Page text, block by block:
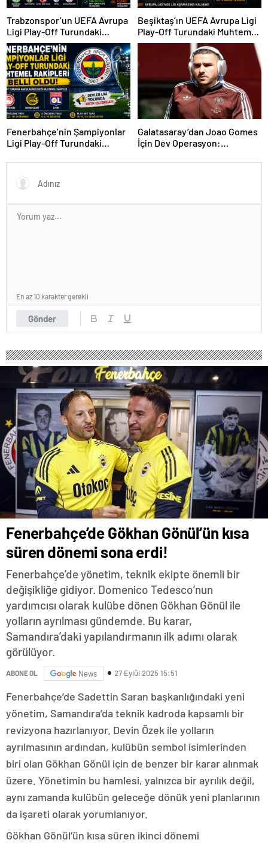
Trabzonspor’un UEFA Avrupa
Ligi Play-Off Turundaki
Muhtemel Rakipleri Belli
Oldu!
Beşiktaş’ın UEFA Avrupa Ligi
Play-Off Turundaki Muhtemel
Rakipleri Belli Oldu! Avrupa
Yolunda Kritik Eşleşmeler
Fenerbahçe’nin Şampiyonlar
Ligi Play-Off Turundaki
Oldu!
Galatasaray’dan Joao Gomes
İçin Dev Operasyon:
Gündemde
Gönder
En az 10 karakter gerekli
Fenerbahçe’de Gökhan Gönül’ün kısa
süren dönemi sona erdi!
Fenerbahçe’de yönetim, teknik ekipte önemli bir
değişikliğe gidiyor. Domenico Tedesco’nun
yardımcısı olarak kulübe dönen Gökhan Gönül ile
yolların ayrılması gündemde. Bu karar,
Samandıra’daki yapılandırmanın ilk adımı olarak
görülüyor.
ABONE OL News 27 Eylül 2025 15:51
Fenerbahçe’de Sadettin Saran başkanlığındaki yeni
yönetim, Samandıra’da teknik kadroda kapsamlı bir
revizyona hazırlanıyor. Devin Özek ile yolların
ayrılmasının ardından, kulübün sembol isimlerinden
biri olan Gökhan Gönül için de benzer bir karar alınmak
üzere. Yönetimin bu hamlesi, yalnızca bir ayrılık değil,
aynı zamanda kulübün geleceğe dönük yeni planlarının
da işareti olarak yorumlanıyor.
Gökhan Gönül’ün kısa süren ikinci dönemi